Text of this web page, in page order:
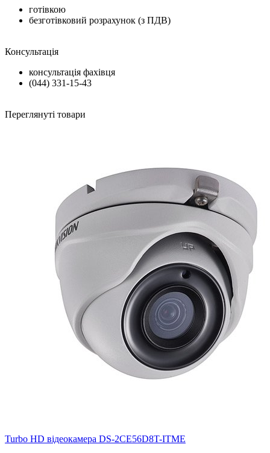
готівкою
безготівковий розрахунок (з ПДВ)
Консультація
консультація фахівця
(044) 331-15-43
Переглянуті товари
Turbo HD відеокамера DS-2CE56D8T-ITME